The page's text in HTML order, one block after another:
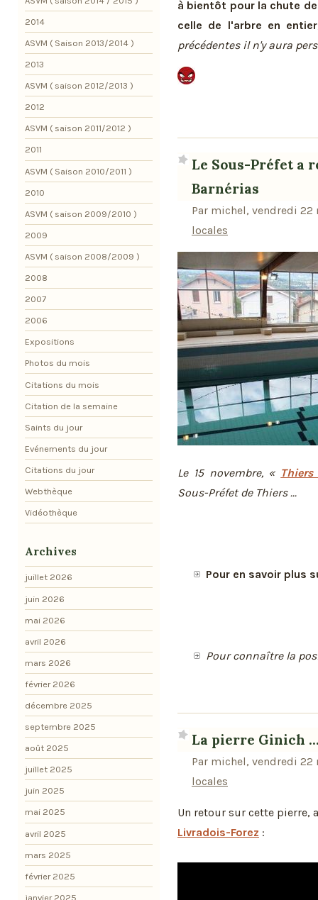
à bientôt pour la chute
celle de l'arbre en entier
précédentes il n'y aura
Le Sous-Préfet a
Barnérias
Par michel, vendredi 22
locales
Le 15 novembre, « Thiers
Sous-Préfet de Thiers ...
Pour en savoir plus
Pour connaître la
La pierre Ginich
Par michel, vendredi
locales
Un retour sur cette pierre,
Livradois-Forez :
2014
ASVM ( Saison 2013/2014 )
2013
ASVM ( saison 2012/2013 )
2012
ASVM ( saison 2011/2012 )
2011
ASVM ( Saison 2010/2011 )
2010
ASVM ( saison 2009/2010 )
2009
ASVM ( saison 2008/2009 )
2008
2007
2006
Expositions
Photos du mois
Citations du mois
Citation de la semaine
Saints du jour
Evénements du jour
Citations du jour
Webthèque
Vidéothèque
Archives
juillet 2026
juin 2026
mai 2026
avril 2026
mars 2026
février 2026
décembre 2025
septembre 2025
août 2025
juillet 2025
juin 2025
mai 2025
avril 2025
mars 2025
février 2025
janvier 2025